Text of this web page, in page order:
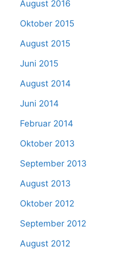
August 2016
Oktober 2015
August 2015
Juni 2015
August 2014
Juni 2014
Februar 2014
Oktober 2013
September 2013
August 2013
Oktober 2012
September 2012
August 2012